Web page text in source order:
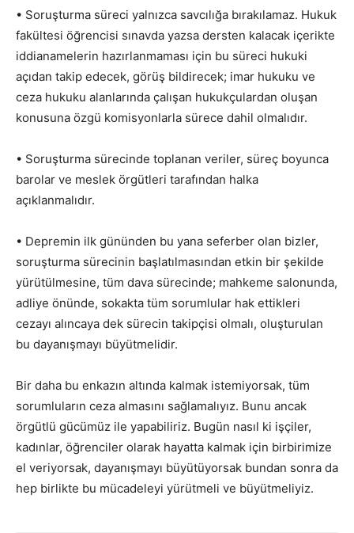
• Soruşturma süreci yalnızca savcılığa bırakılamaz. Hukuk
fakültesi öğrencisi sınavda yazsa dersten kalacak içerikte
iddianamelerin hazırlanmaması için bu süreci hukuki
açıdan takip edecek, görüş bildirecek; imar hukuku ve
ceza hukuku alanlarında çalışan hukukçulardan oluşan
konusuna özgü komisyonlarla sürece dahil olmalıdır.
• Soruşturma sürecinde toplanan veriler, süreç boyunca
barolar ve meslek örgütleri tarafından halka
açıklanmalıdır.
• Depremin ilk gününden bu yana seferber olan bizler,
soruşturma sürecinin başlatılmasından etkin bir şekilde
yürütülmesine, tüm dava sürecinde; mahkeme salonunda,
adliye önünde, sokakta tüm sorumlular hak ettikleri
cezayı alıncaya dek sürecin takipçisi olmalı, oluşturulan
bu dayanışmayı büyütmelidir.
Bir daha bu enkazın altında kalmak istemiyorsak, tüm
sorumluların ceza almasını sağlamalıyız. Bunu ancak
örgütlü gücümüz ile yapabiliriz. Bugün nasıl ki işçiler,
kadınlar, öğrenciler olarak hayatta kalmak için birbirimize
el veriyorsak, dayanışmayı büyütüyorsak bundan sonra da
hep birlikte bu mücadeleyi yürütmeli ve büyütmeliyiz.